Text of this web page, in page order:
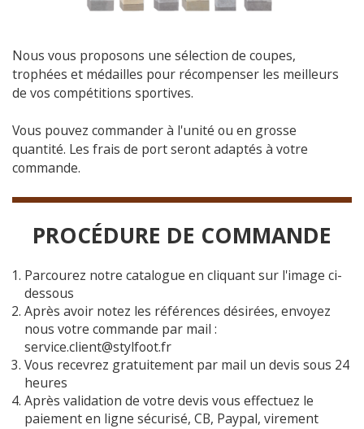
Nous vous proposons une sélection de coupes,
trophées et médailles pour récompenser les meilleurs
de vos compétitions sportives.
Vous pouvez commander à l'unité ou en grosse
quantité. Les frais de port seront adaptés à votre
commande.
PROCÉDURE DE COMMANDE
Parcourez notre catalogue en cliquant sur l'image ci-
dessous
Après avoir notez les références désirées, envoyez
nous votre commande par mail :
service.client@stylfoot.fr
Vous recevrez gratuitement par mail un devis sous 24
heures
Après validation de votre devis vous effectuez le
paiement en ligne sécurisé, CB, Paypal, virement